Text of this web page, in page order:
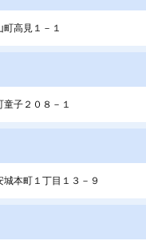
高見１－１
子２０８－１
本町１丁目１３－９